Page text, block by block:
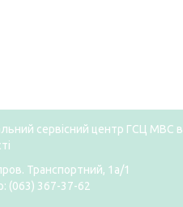
сервісний центр ГСЦ МВС в
Транспортний, 1а/1
(063) 367-37-62